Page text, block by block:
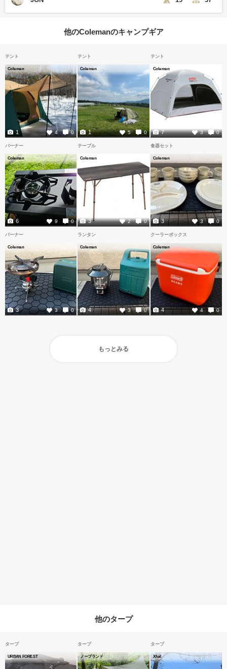
他のColemanのキャンプギア
テント
Coleman
4 0
1
テント
Coleman
5 0
1
テント
Coleman
3 0
7
バーナー
Coleman
9 0
6
テーブル
Coleman
2 0
3
食器セット
Coleman
3 0
3
バーナー
Coleman
3 0
3
ランタン
Coleman
3 0
4
クーラーボックス
Coleman
4 0
4
もっとみる
他のタープ
タープ
URBAN FOREST
タープ
ノーブランド
タープ
Xfoil